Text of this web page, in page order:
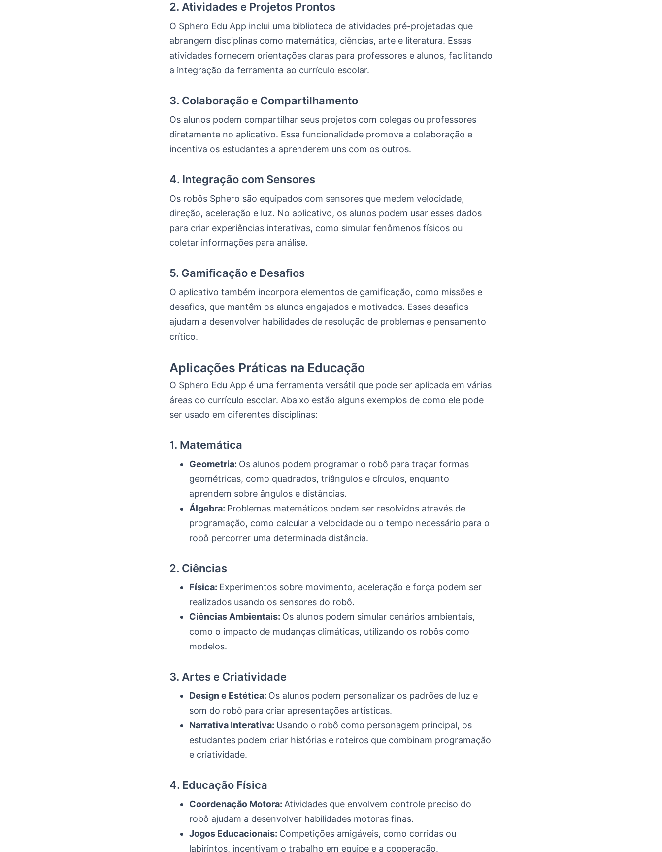
2. Atividades e Projetos Prontos
O Sphero Edu App inclui uma biblioteca de atividades pré-projetadas que
abrangem disciplinas como matemática, ciências, arte e literatura. Essas
atividades fornecem orientações claras para professores e alunos, facilitando
a integração da ferramenta ao currículo escolar.
3. Colaboração e Compartilhamento
Os alunos podem compartilhar seus projetos com colegas ou professores
diretamente no aplicativo. Essa funcionalidade promove a colaboração e
incentiva os estudantes a aprenderem uns com os outros.
4. Integração com Sensores
Os robôs Sphero são equipados com sensores que medem velocidade,
direção, aceleração e luz. No aplicativo, os alunos podem usar esses dados
para criar experiências interativas, como simular fenômenos físicos ou
coletar informações para análise.
5. Gamificação e Desafios
O aplicativo também incorpora elementos de gamificação, como missões e
desafios, que mantêm os alunos engajados e motivados. Esses desafios
ajudam a desenvolver habilidades de resolução de problemas e pensamento
crítico.
Aplicações Práticas na Educação
O Sphero Edu App é uma ferramenta versátil que pode ser aplicada em várias
áreas do currículo escolar. Abaixo estão alguns exemplos de como ele pode
ser usado em diferentes disciplinas:
1. Matemática
Geometria: Os alunos podem programar o robô para traçar formas
geométricas, como quadrados, triângulos e círculos, enquanto
aprendem sobre ângulos e distâncias.
Álgebra: Problemas matemáticos podem ser resolvidos através de
programação, como calcular a velocidade ou o tempo necessário para o
robô percorrer uma determinada distância.
2. Ciências
Física: Experimentos sobre movimento, aceleração e força podem ser
realizados usando os sensores do robô.
Ciências Ambientais: Os alunos podem simular cenários ambientais,
como o impacto de mudanças climáticas, utilizando os robôs como
modelos.
3. Artes e Criatividade
Design e Estética: Os alunos podem personalizar os padrões de luz e
som do robô para criar apresentações artísticas.
Narrativa Interativa: Usando o robô como personagem principal, os
estudantes podem criar histórias e roteiros que combinam programação
e criatividade.
4. Educação Física
Coordenação Motora: Atividades que envolvem controle preciso do
robô ajudam a desenvolver habilidades motoras finas.
Jogos Educacionais: Competições amigáveis, como corridas ou
labirintos, incentivam o trabalho em equipe e a cooperação.